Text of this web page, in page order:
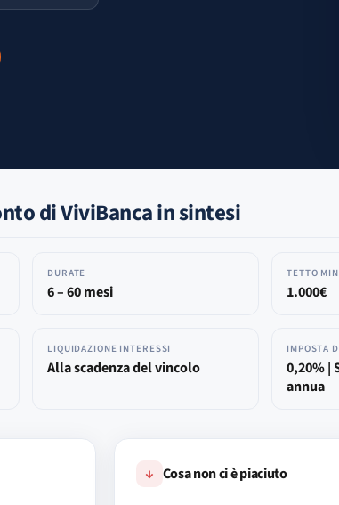
di ViviBanca in sintesi
DURATE
6 – 60 mesi
TETTO
1.000€
LIQUIDAZIONE INTERESSI
Alla scadenza del vincolo
IMPOSTA
0,20% |
annua
↓ Cosa non ci è piaciuto